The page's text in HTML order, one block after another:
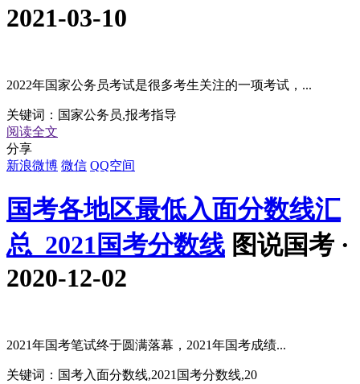
2021-03-10
2022年国家公务员考试是很多考生关注的一项考试，...
关键词： 国家公务员,报考指导
阅读全文
分享
新浪微博 微信 QQ空间
国考各地区最低入面分数线汇
总_2021国考分数线 图说国考 ·
2020-12-02
2021年国考笔试终于圆满落幕，2021年国考成绩...
关键词： 国考入面分数线,2021国考分数线,20